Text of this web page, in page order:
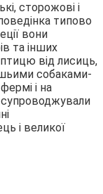
сторожові і
типово
вони
та інших
від лисиць,
собаками-
і на
супроводжували
і великої